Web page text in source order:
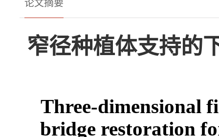
论文摘要
窄径种植体支持的
Three-dimensional
bridge restoration